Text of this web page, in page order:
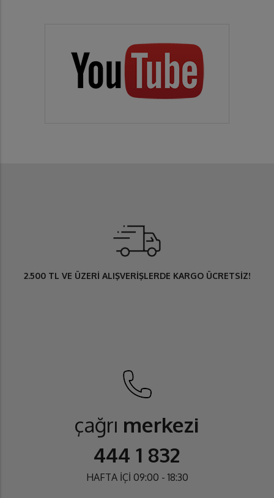
2.500 TL VE ÜZERİ ALIŞVERİŞLERDE KARGO ÜCRETSİZ!
çağrı merkezi
444 1 832
HAFTA İÇİ 09:00 - 18:30